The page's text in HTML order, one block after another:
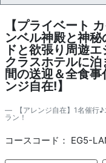
【プライベート
ンベル神殿と神
ドと欲張り周遊
クラスホテルに
間の送迎＆全食
ンジ自在!】
【アレンジ自在】1名催行
ラン！
コースコード： EG5-